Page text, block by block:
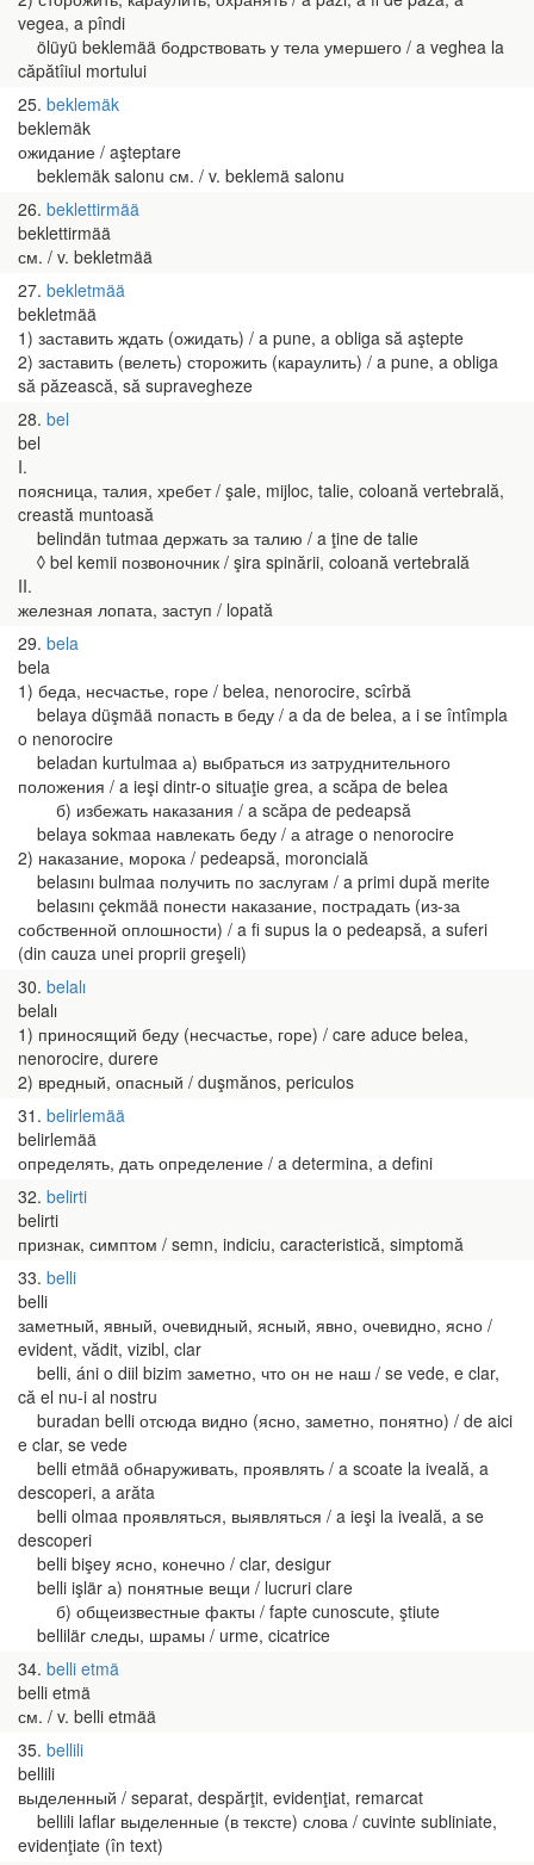
vegea, a pîndi
ölüyü beklemää бодрствовать у тела умершего / a veghea la
căpătîiul mortului
25 beklemäk
beklemäk
ожидание / aşteptare
beklemäk salonu см. / v. beklemä salonu
26 beklettirmää
beklettirmää
см. / v. bekletmää
27 bekletmää
bekletmää
1) заставить ждать (ожидать) / a pune, a obliga să aştepte
2) заставить (велеть) сторожить (караулить) / a pune, a obliga
să păzească, să supravegheze
28 bel
bel
I.
поясница, талия, хребет / şale, mijloc, talie, coloană vertebrală,
creastă muntoasă
belindän tutmaa держать за талию / a ţine de talie
◊ bel kemii позвоночник / şira spinării, coloană vertebrală
II.
железная лопата, заступ / lopată
29 bela
bela
1) беда, несчастье, горе / belea, nenorocire, scîrbă
belaya düşmää попасть в беду / a da de belea, a i se întîmpla
o nenorocire
beladan kurtulmaa а) выбраться из затруднительного
положения / a ieşi dintr-o situaţie grea, a scăpa de belea
б) избежать наказания / a scăpa de pedeapsă
belaya sokmaa навлекать беду / а atrage o nenorocire
2) наказание, морока / pedeapsă, moroncială
belasını bulmaa получить по заслугам / a primi după merite
belasını çekmää понести наказание, пострадать (из-за
собственной оплошности) / a fi supus la o pedeapsă, a suferi
(din cauza unei proprii greşeli)
30 belalı
belalı
1) приносящий беду (несчастье, горе) / care aduce belea,
nenorocire, durere
2) вредный, опасный / duşmănos, periculos
31 belirlemää
belirlemää
определять, дать определение / a determina, a defini
32 belirti
belirti
признак, симптом / semn, indiciu, caracteristică, simptomă
33 belli
belli
заметный, явный, очевидный, ясный, явно, очевидно, ясно /
evident, vădit, vizibl, clar
belli, áni o diil bizim заметно, что он не наш / se vede, e clar,
că el nu-i al nostru
buradan belli отсюда видно (ясно, заметно, понятно) / de aici
e clar, se vede
belli etmää обнаруживать, проявлять / a scoate la iveală, a
descoperi, a arăta
belli olmaa проявляться, выявляться / a ieşi la iveală, a se
descoperi
belli bişey ясно, конечно / clar, desigur
belli işlär а) понятные вещи / lucruri clare
б) общеизвестные факты / fapte cunoscute, ştiute
bellilär следы, шрамы / urme, cicatrice
34 belli etmä
belli etmä
см. / v. belli etmää
35 bellili
bellili
выделенный / separat, despărţit, evidenţiat, remarcat
bellili laflar выделенные (в тексте) слова / cuvinte subliniate,
evidenţiate (în text)